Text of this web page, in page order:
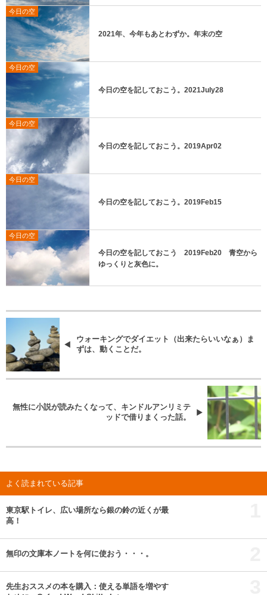
今日の空
2021年、今年もあとわずか。年末の空
今日の空
今日の空を記しておこう。2021July28
今日の空
今日の空を記しておこう。2019Apr02
今日の空
今日の空を記しておこう。2019Feb15
今日の空
今日の空を記しておこう 2019Feb20 青空から
ゆっくりと灰色に。
ウォーキングでダイエット（出来たらいいなぁ）ま
ずは、動くことだ。
無性に小説が読みたくなって、キンドルアンリミテ
ッドで借りまくった話。
よく読まれている記事
東京駅トイレ、広い場所なら銀の鈴の近くが最
高！
無印の文庫本ノートを何に使おう・・・。
先生おススメの本を購入：使える単語を増やす